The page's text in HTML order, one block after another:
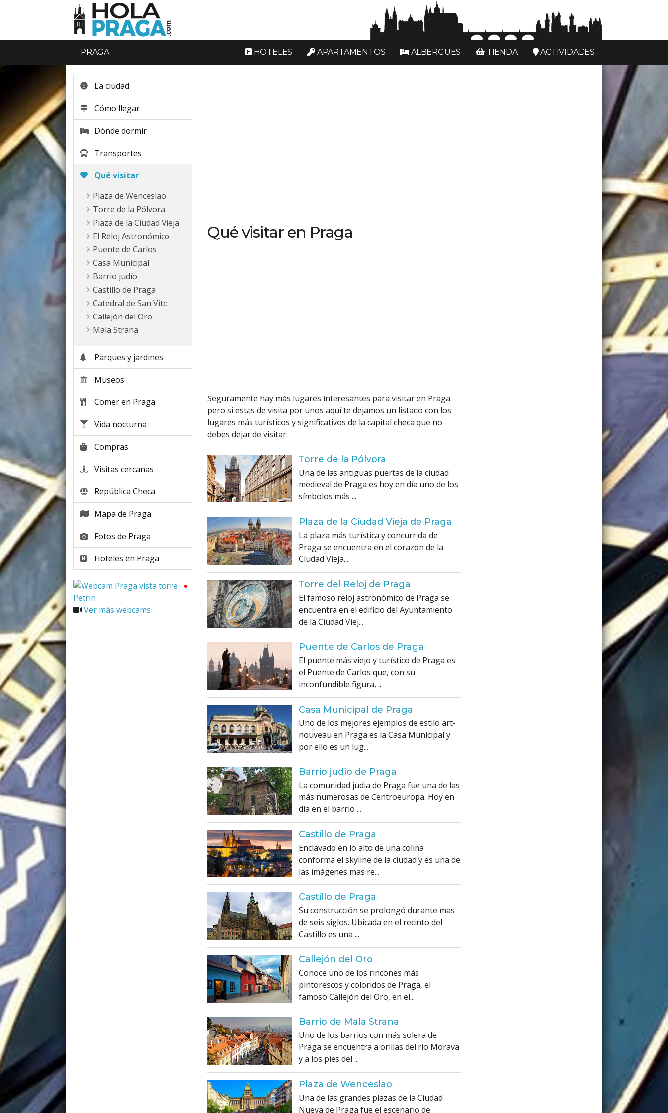
PRAGA HOTELES APARTAMENTOS ALBERGUES TIENDA ACTIVIDADES
La ciudad
Cómo llegar
Dónde dormir
Transportes
Qué visitar
Plaza de Wenceslao
Torre de la Pólvora
Plaza de la Ciudad Vieja
El Reloj Astronómico
Puente de Carlos
Casa Municipal
Barrio judío
Castillo de Praga
Catedral de San Vito
Callejón del Oro
Mala Strana
Parques y jardines
Museos
Comer en Praga
Vida nocturna
Compras
Visitas cercanas
República Checa
Mapa de Praga
Fotos de Praga
Hoteles en Praga
Ver más webcams
Qué visitar en Praga
Seguramente hay más lugares interesantes para visitar en Praga
pero si estas de visita por unos aquí te dejamos un listado con los
lugares más turísticos y significativos de la capital checa que no
debes dejar de visitar:
Torre de la Pólvora
Una de las antiguas puertas de la ciudad
medieval de Praga es hoy en día uno de los
símbolos más ...
Plaza de la Ciudad Vieja de Praga
La plaza más turística y concurrida de
Praga se encuentra en el corazón de la
Ciudad Vieja....
Torre del Reloj de Praga
El famoso reloj astronómico de Praga se
encuentra en el edificio del Ayuntamiento
de la Ciudad Viej...
Puente de Carlos de Praga
El puente más viejo y turístico de Praga es
el Puente de Carlos que, con su
inconfundible figura, ...
Casa Municipal de Praga
Uno de los mejores ejemplos de estilo art-
nouveau en Praga es la Casa Municipal y
por ello es un lug...
Barrio judío de Praga
La comunidad judia de Praga fue una de las
más numerosas de Centroeuropa. Hoy en
día en el barrio ...
Castillo de Praga
Enclavado en lo alto de una colina
conforma el skyline de la ciudad y es una de
las imágenes mas re...
Castillo de Praga
Su construcción se prolongó durante mas
de seis siglos. Ubicada en el recinto del
Castillo es una ...
Callejón del Oro
Conoce uno de los rincones más
pintorescos y coloridos de Praga, el
famoso Callejón del Oro, en el...
Barrio de Mala Strana
Uno de los barrios con más solera de
Praga se encuentra a orillas del río Morava
y a los pies del ...
Plaza de Wenceslao
Una de las grandes plazas de la Ciudad
Nueva de Praga fue el escenario de